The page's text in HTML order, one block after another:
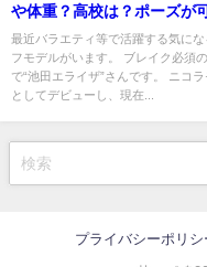
や体重？高校は？ポーズが
くない？
最近バラエティ等で活躍する気にな
フモデルがいます。 ブレイク必須
で“池田エライザ”さんです。 ニコ
としてデビューし、現在...
プライバシーポリシ